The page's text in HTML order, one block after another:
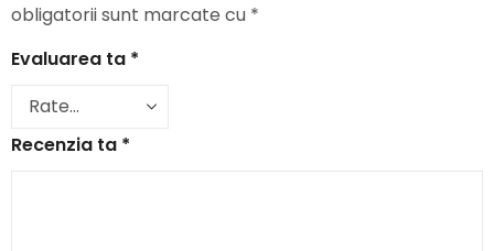
obligatorii sunt marcate cu *
Evaluarea ta *
Recenzia ta *